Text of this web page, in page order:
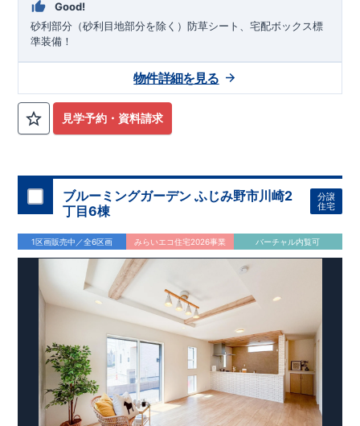
市場でも、長期優良住宅が有利に働きます。
住宅性能評価ダブル取得！
◇設計住宅性能評価：建物設計段階で、国が認めた第三機関が
評価しております。
◇
建設住宅性能評価
か、建設までに計4回チェックが行われます。図面や書類上だ
けでなく、「現場の施工状況」を検査した上で、品質を保証し
ております
アフターサポート
もっと詳しく
◇
60年間の品質保証、お引渡し後
を実施
■ 当社こだわりの空間アイディアをショート動画でご紹介して
います。ここをクリック​
気になる！見たい！話を聞きたい！！
大宮営業所へまずはお気軽にお電話ください♪
お電話なら素早くご相談等の日程調整が可能です
0120-0038-63】 （
火曜、水曜休み）
資料請求したい！物件について知りたい！などお気軽にお問合
せくださいませ♪
Good!
砂利部分（砂利目地部分を除く）防草シート、宅配ボックス標
準装備！
見学予約・資料請求
物件詳細を見る
ブルーミングガーデン ふじみ野市川崎2
丁目6棟
分譲
住宅
1区画販売中／全6区画 みらいエコ住宅2026事業 バーチャル内覧可